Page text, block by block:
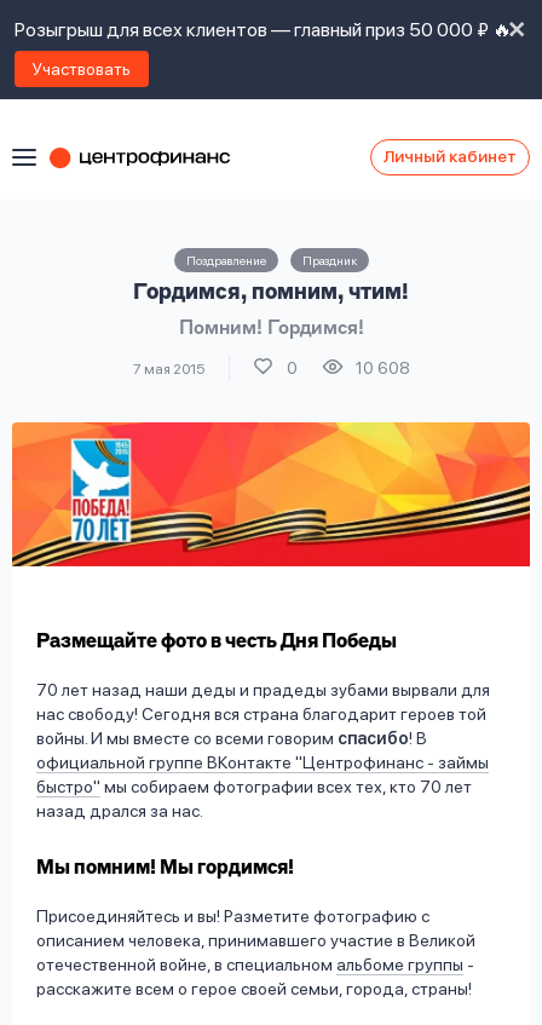
Розыгрыш для всех клиентов — главный приз 50 000 ₽ 🔥
Участвовать
Личный кабинет
Поздравление Праздник
Гордимся, помним, чтим!
Помним! Гордимся!
7 мая 2015 0 10 608
Размещайте фото в честь Дня Победы
70 лет назад наши деды и прадеды зубами вырвали для
нас свободу! Сегодня вся страна благодарит героев той
войны. И мы вместе со всеми говорим спасибо! В
официальной группе ВКонтакте "Центрофинанс - займы
быстро" мы собираем фотографии всех тех, кто 70 лет
назад дрался за нас.
Мы помним! Мы гордимся!
Присоединяйтесь и вы! Разметите фотографию с
описанием человека, принимавшего участие в Великой
отечественной войне, в специальном альбоме группы -
расскажите всем о герое своей семьи, города, страны!
Оформить заявку
Задать
вопрос
Ответы
на
займов,
даю
согласие
на
обработку
личных
данных